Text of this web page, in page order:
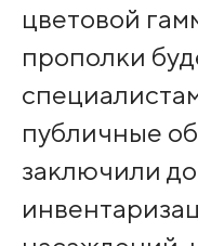
цветовой
прополки
публичные
заключили